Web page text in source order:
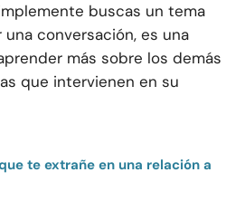
buscas un tema
conversación, es una
más sobre los demás
que intervienen en su
te extrañe en una relación a